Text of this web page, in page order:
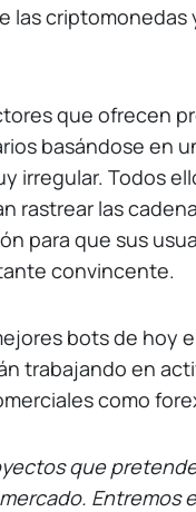
las
que ofrecen
basándose en
irregular. Todos
rastrear las
para que sus
convincente.
bots de hoy
trabajando en
como
que
Entremos